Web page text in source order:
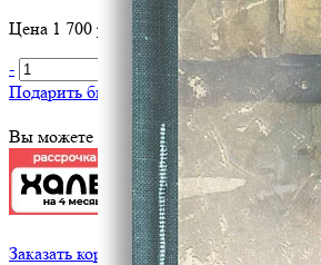
Цена 1 700 руб. за 1 шт
-
+
В корзину
Подарить библиотеке?
Вы можете оплатить эту книгу картой
Заказать корпоративный тираж